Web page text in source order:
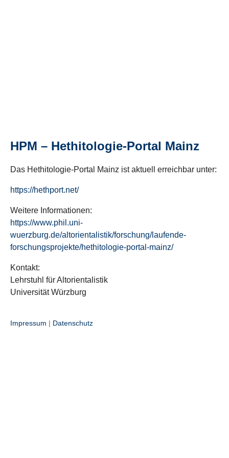
HPM – Hethitologie-Portal Mainz
Das Hethitologie-Portal Mainz ist aktuell erreichbar unter:
https://hethport.net/
Weitere Informationen:
https://www.phil.uni-
wuerzburg.de/altorientalistik/forschung/laufende-
forschungsprojekte/hethitologie-portal-mainz/
Kontakt:
Lehrstuhl für Altorientalistik
Universität Würzburg
Impressum | Datenschutz